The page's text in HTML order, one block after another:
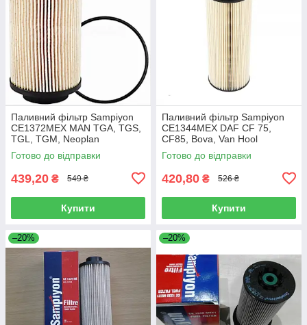
Паливний фільтр Sampiyon
CE1372MEX MAN TGA, TGS,
TGL, TGM, Neoplan
Готово до відправки
439,20 ₴ 549 ₴
Купити
Паливний фільтр Sampiyon
CE1344MEX DAF CF 75,
CF85, Bova, Van Hool
Готово до відправки
420,80 ₴ 526 ₴
Купити
–20% –20%